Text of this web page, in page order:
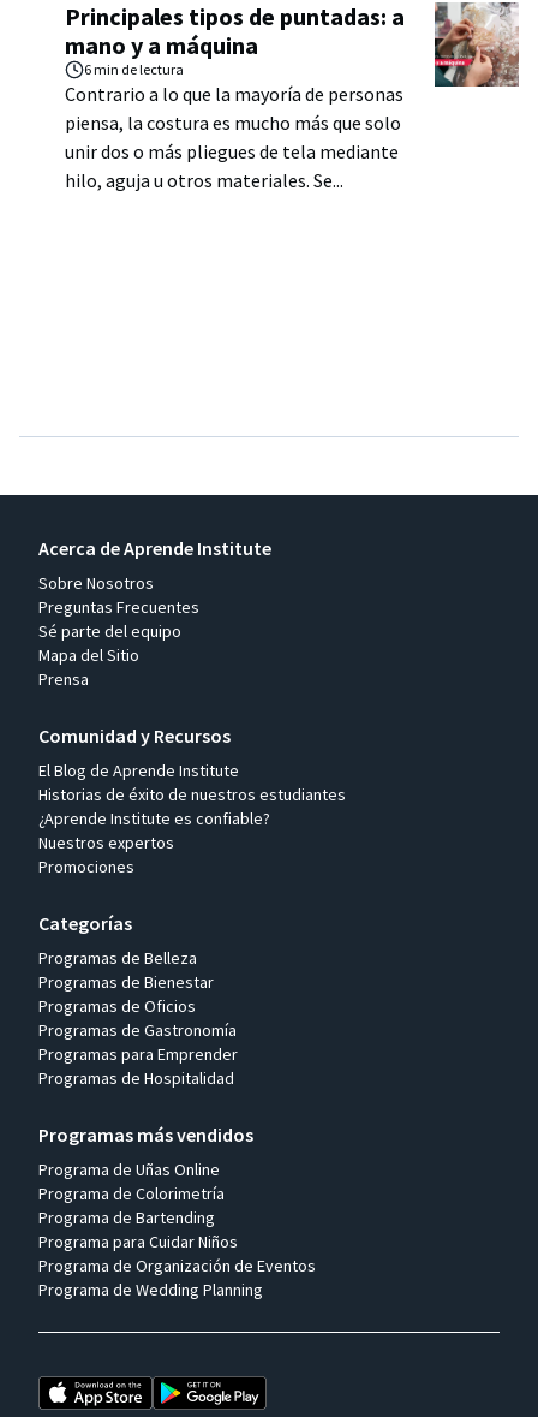
Principales tipos de puntadas: a
mano y a máquina
6 min de lectura
Contrario a lo que la mayoría de personas
piensa, la costura es mucho más que solo
unir dos o más pliegues de tela mediante
hilo, aguja u otros materiales. Se...
Acerca de Aprende Institute
Sobre Nosotros
Preguntas Frecuentes
Sé parte del equipo
Mapa del Sitio
Prensa
Comunidad y Recursos
El Blog de Aprende Institute
Historias de éxito de nuestros estudiantes
¿Aprende Institute es confiable?
Nuestros expertos
Promociones
Categorías
Programas de Belleza
Programas de Bienestar
Programas de Oficios
Programas de Gastronomía
Programas para Emprender
Programas de Hospitalidad
Programas más vendidos
Programa de Uñas Online
Programa de Colorimetría
Programa de Bartending
Programa para Cuidar Niños
Programa de Organización de Eventos
Programa de Wedding Planning